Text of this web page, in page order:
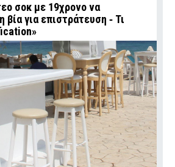
σοκ με 19χρονο να
βία για επιστράτευση ‑ Τι